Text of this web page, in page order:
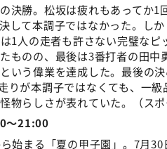
決勝。松坂は疲れもあってか
して本調子ではなかった。し
1人の走者も許さない完璧な
ものの、最後は3番打者の田
いう偉業を達成した。最後の
りが本調子ではなくても、一
物らしさが表れていた。（スポ
～21:00
始まる「夏の甲子園」。7月